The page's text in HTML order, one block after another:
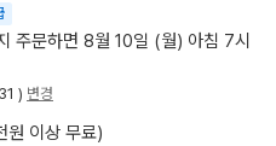
주문하면 8월 10일 (월) 아침 7시
) 변경
원 이상 무료)